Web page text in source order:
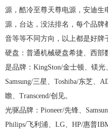
源，酷冷至尊天尊电源，安迪
源，台达，没法排名，每个品牌
音等等不同方向，以上都是好牌
硬盘：普通机械硬盘希捷、西部
是品牌：KingSton/金士顿、镁光
Samsung/三星、Toshiba/东芝、
瞻、Transcend/创见。
光驱品牌：Pioneer/先锋、
Philips/飞利浦、LG、HP/惠普